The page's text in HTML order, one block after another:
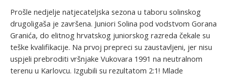
Prošle nedjelje natjecateljska sezona u taboru solinskog
drugoligaša je završena. Juniori Solina pod vodstvom Gorana
Granića, do elitnog hrvatskog juniorskog razreda čekale su
teške kvalifikacije. Na prvoj prepreci su zaustavljeni, jer nisu
uspjeli prebroditi vršnjake Vukovara 1991 na neutralnom
terenu u Karlovcu. Izgubili su rezultatom 2:1! Mlade